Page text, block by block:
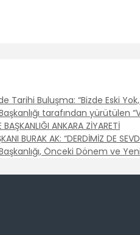
Tarihi Buluşma: “Bizde Eski
tarafından
BAŞKANLIĞI ANKARA ZİYARETİ
BURAK AK: “DERDİMİZ DE
Önceki Dönem ve